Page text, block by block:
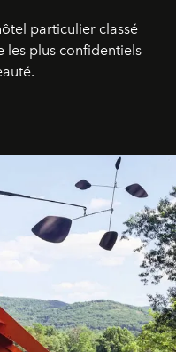
particulier classé
les plus confidentiels